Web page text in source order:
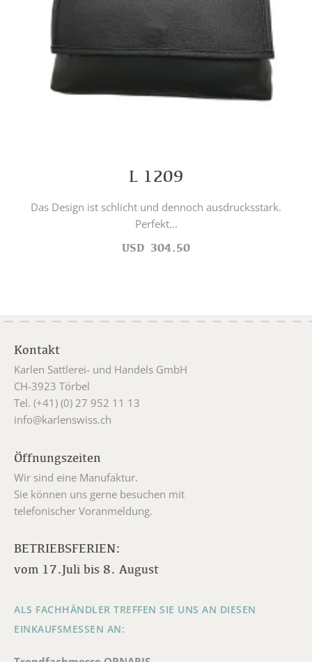
L 1209
Das Design ist schlicht und dennoch ausdrucksstark.
Perfekt...
USD 304.50
Kontakt
Karlen Sattlerei- und Handels GmbH
CH-3923 Törbel
Tel. (+41) (0) 27 952 11 13
info@karlenswiss.ch
Öffnungszeiten
Wir sind eine Manufaktur.
Sie können uns gerne besuchen mit
telefonischer Voranmeldung.
BETRIEBSFERIEN:
vom 17.Juli bis 8. August
ALS FACHHÄNDLER TREFFEN SIE UNS AN DIESEN
EINKAUFSMESSEN AN: